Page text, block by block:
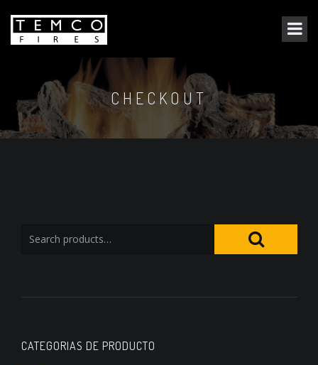
CHECKOUT
CATEGORIAS DE PRODUCTO